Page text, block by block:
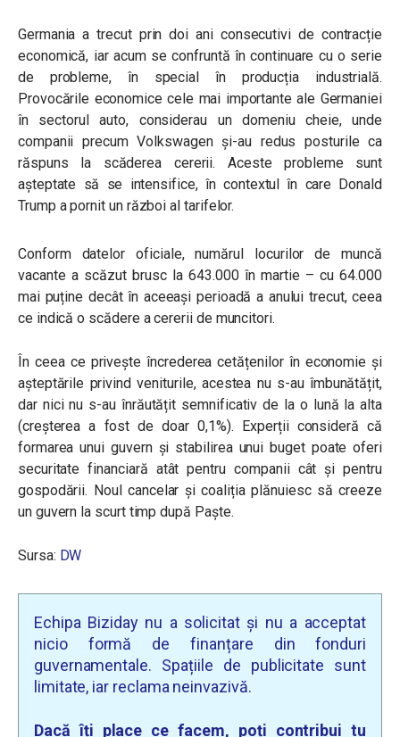
Germania a trecut prin doi ani consecutivi de contracție
economică, iar acum se confruntă în continuare cu o serie
de probleme, în special în producția industrială.
Provocările economice cele mai importante ale Germaniei
în sectorul auto, considerau un domeniu cheie, unde
companii precum Volkswagen și-au redus posturile ca
răspuns la scăderea cererii. Aceste probleme sunt
așteptate să se intensifice, în contextul în care Donald
Trump a pornit un război al tarifelor.
Conform datelor oficiale, numărul locurilor de muncă
vacante a scăzut brusc la 643.000 în martie – cu 64.000
mai puține decât în ​​aceeași perioadă a anului trecut, ceea
ce indică o scădere a cererii de muncitori.
În ceea ce privește încrederea cetățenilor în economie și
așteptările privind veniturile, acestea nu s-au îmbunătățit,
dar nici nu s-au înrăutățit semnificativ de la o lună la alta
(creșterea a fost de doar 0,1%). Experții consideră că
formarea unui guvern și stabilirea unui buget poate oferi
securitate financiară atât pentru companii cât și pentru
gospodării. Noul cancelar și coaliția plănuiesc să creeze
un guvern la scurt timp după Paște.
Sursa: DW
Echipa Biziday nu a solicitat și nu a acceptat
nicio formă de finanțare din fonduri
guvernamentale. Spațiile de publicitate sunt
limitate, iar reclama neinvazivă.
Dacă îți place ce facem, poți contribui tu